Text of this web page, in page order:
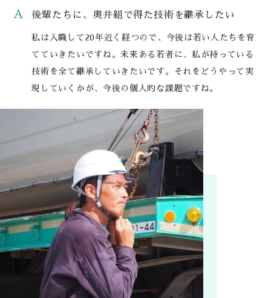
A 後輩たちに、奥井組で得た技術を継承したい
私は入職して20年近く経つので、今後は若い人たちを育
てていきたいですね。未来ある若者に、私が持っている
技術を全て継承していきたいです。それをどうやって実
現していくかが、今後の個人的な課題ですね。